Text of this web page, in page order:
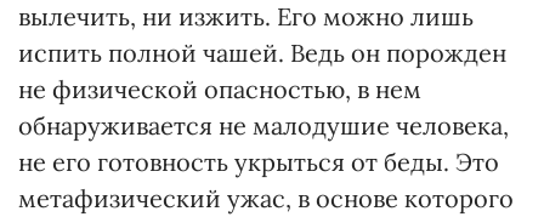
вылечить, ни изжить. Его можно лишь
испить полной чашей. Ведь он порожден
не физической опасностью, в нем
обнаруживается не малодушие человека,
не его готовность укрыться от беды. Это
метафизический ужас, в основе которого